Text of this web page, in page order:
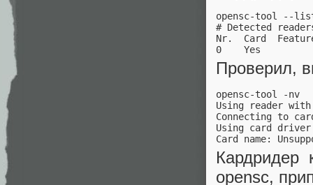
opensc-tool --
# Detected
Nr.  Card
0    Yes
Проверил,
opensc-tool -nv
Using reader
Connecting to
Using card
Card name:
Кардридер
opensc,